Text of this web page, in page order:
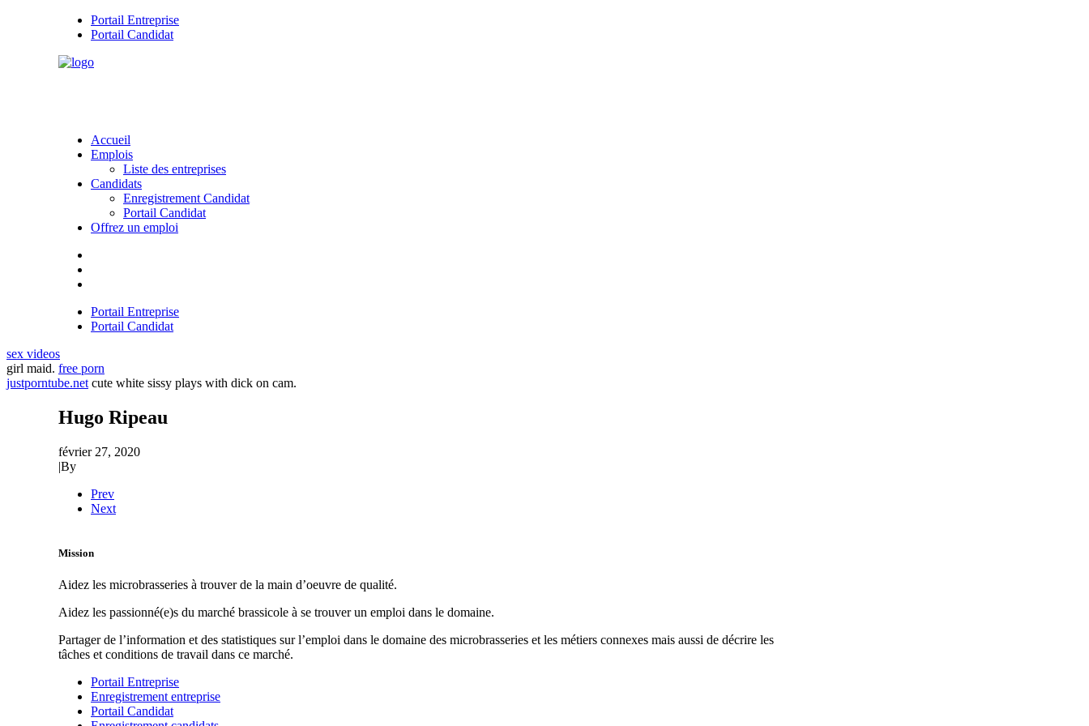
Portail Entreprise
Portail Candidat
Accueil
Emplois
Liste des entreprises
Candidats
Enregistrement Candidat
Portail Candidat
Offrez un emploi
Portail Entreprise
Portail Candidat
sex videos
girl maid. free porn
justporntube.net cute white sissy plays with dick on cam.
Hugo Ripeau
février 27, 2020
|By
Prev
Next
Mission
Aidez les microbrasseries à trouver de la main d’oeuvre de qualité.
Aidez les passionné(e)s du marché brassicole à se trouver un emploi dans le domaine.
Partager de l’information et des statistiques sur l’emploi dans le domaine des microbrasseries et les métiers connexes mais aussi de décrire les
tâches et conditions de travail dans ce marché.
Portail Entreprise
Enregistrement entreprise
Portail Candidat